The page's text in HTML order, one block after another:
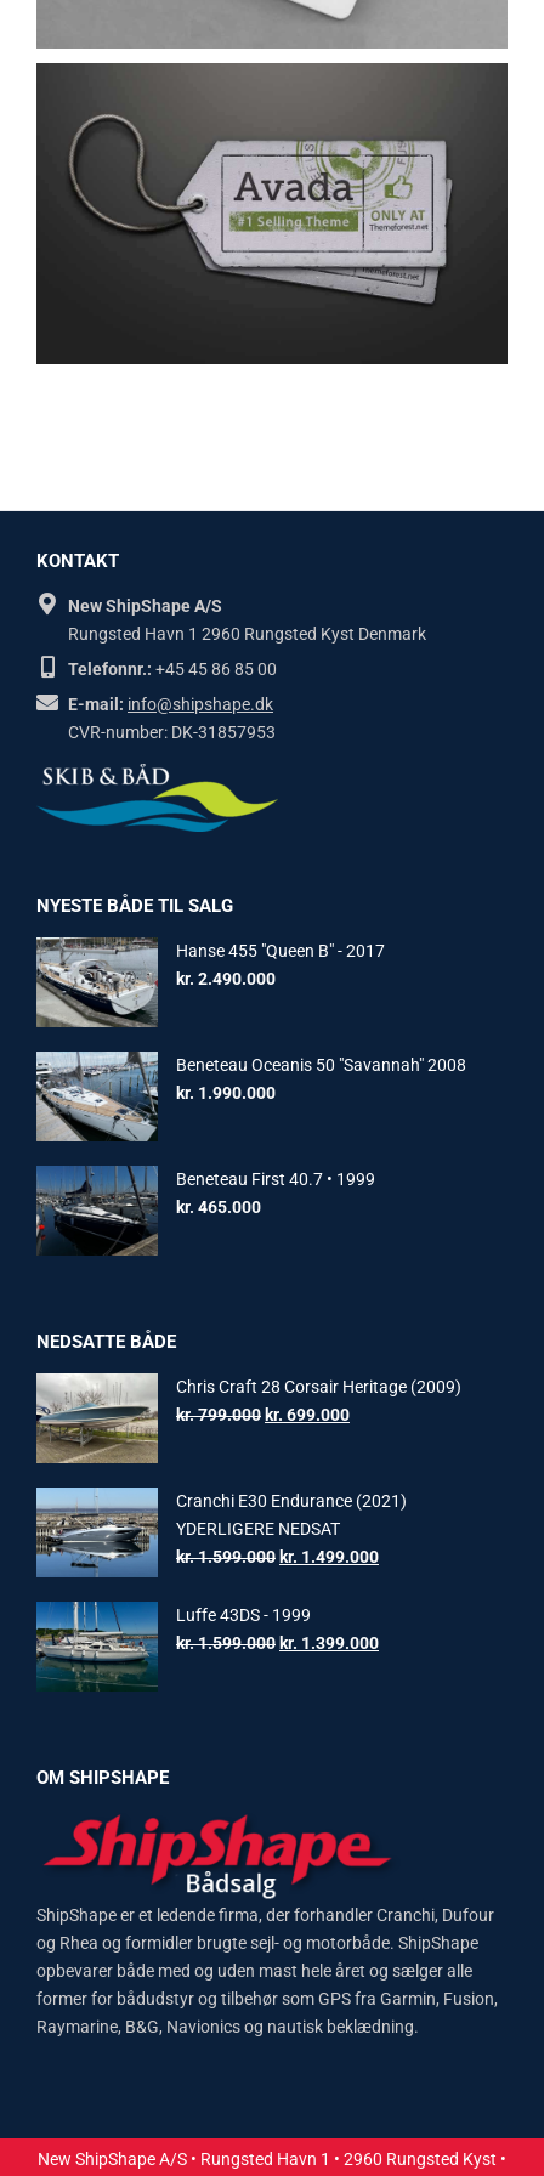
KONTAKT
New ShipShape A/S
Rungsted Havn 1 2960 Rungsted Kyst Denmark
Telefonnr.: +45 45 86 85 00
E-mail: info@shipshape.dk
CVR-number: DK-31857953
NYESTE BÅDE TIL SALG
Hanse 455 "Queen B" - 2017
kr. 2.490.000
Beneteau Oceanis 50 "Savannah" 2008
kr. 1.990.000
Beneteau First 40.7 • 1999
kr. 465.000
NEDSATTE BÅDE
Chris Craft 28 Corsair Heritage (2009)
kr.799.000Original
kr. 799.000.
kr. 699.000Current
kr. 699.000.
Cranchi E30 Endurance (2021)
YDERLIGERE NEDSAT
kr.1.599.000Original
was:
kr. 1.599.000.
kr. 1.499.000Current
kr. 1.499.000.
Luffe 43DS - 1999
kr.1.599.000Original
kr. 1.399.000Current
OM SHIPSHAPE
ShipShape er et ledende firma, der forhandler Cranchi, Dufour
og Rhea og formidler brugte sejl- og motorbåde. ShipShape
opbevarer både med og uden mast hele året og sælger alle
former for bådudstyr og tilbehør som GPS fra Garmin, Fusion,
Raymarine, B&G, Navionics og nautisk beklædning.
New ShipShape A/S • Rungsted Havn 1 • 2960 Rungsted Kyst •